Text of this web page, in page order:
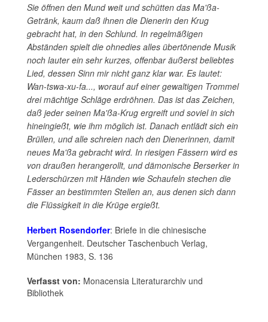
Sie öffnen den Mund weit und schütten das Ma'ßa-
Getränk, kaum daß ihnen die Dienerin den Krug
gebracht hat, in den Schlund. In regelmäßigen
Abständen spielt die ohnedies alles übertönende Musik
noch lauter ein sehr kurzes, offenbar äußerst beliebtes
Lied, dessen Sinn mir nicht ganz klar war. Es lautet:
Wan-tswa-xu-fa..., worauf auf einer gewaltigen Trommel
drei mächtige Schläge erdröhnen. Das ist das Zeichen,
daß jeder seinen Ma'ßa-Krug ergreift und soviel in sich
hineingießt, wie ihm möglich ist. Danach entlädt sich ein
Brüllen, und alle schreien nach den Dienerinnen, damit
neues Ma'ßa gebracht wird. In riesigen Fässern wird es
von draußen herangerollt, und dämonische Berserker in
Lederschürzen mit Händen wie Schaufeln stechen die
Fässer an bestimmten Stellen an, aus denen sich dann
die Flüssigkeit in die Krüge ergießt.
Herbert Rosendorfer: Briefe in die chinesische
Vergangenheit. Deutscher Taschenbuch Verlag,
München 1983, S. 136
Verfasst von: Monacensia Literaturarchiv und
Bibliothek